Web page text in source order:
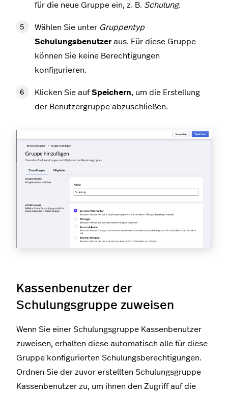
für die neue Gruppe ein, z. B. Schulung.
Wählen Sie unter Gruppentyp
Schulungsbenutzeraus. Für diese Gruppe
können Sie keine Berechtigungen
konfigurieren.
Klicken Sie aufSpeichern, um die Erstellung
der Benutzergruppe abzuschließen.
Kassenbenutzer der
Schulungsgruppe zuweisen
Wenn Sie einer Schulungsgruppe Kassenbenutzer
zuweisen, erhalten diese automatisch alle für diese
Gruppe konfigurierten Schulungsberechtigungen.
Ordnen Sie der zuvor erstellten Schulungsgruppe
Kassenbenutzer zu, um ihnen den Zugriff auf die